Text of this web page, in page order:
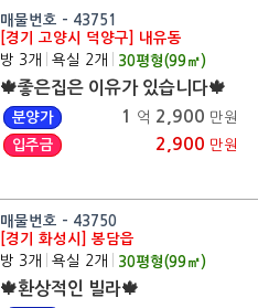
매물번호 - 43751
[경기 고양시 덕양구] 내유동
방 3개
욕실 2개 30평형(99㎡)
🍁좋은집은 이유가 있습니다🍁
분양가 1 억 2,900 만원
입주금
2,900 만원
매물번호 - 43750
[경기 화성시] 봉담읍
방 3개
욕실 2개 30평형(99㎡)
🍁환상적인 빌라🍁